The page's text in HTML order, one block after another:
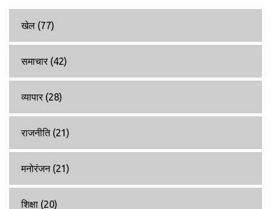
खेल (77)
समाचार (42)
व्यापार (28)
राजनीति (21)
मनोरंजन (21)
शिक्षा (20)